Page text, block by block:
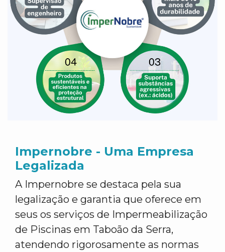
Impernobre - Uma Empresa
Legalizada
A Impernobre se destaca pela sua
legalização e garantia que oferece em
seus os serviços de Impermeabilização
de Piscinas em Taboão da Serra,
atendendo rigorosamente as normas